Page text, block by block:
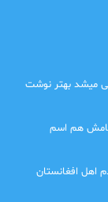
میشد بهتر نوشت
هم اسم
اهل افغانستان